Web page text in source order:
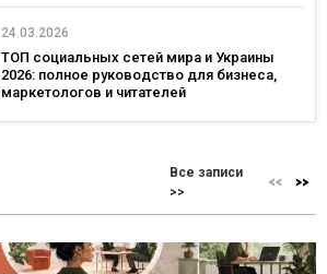
четверг — исследование eSputnik и Inweb
24.03.2026
ТОП социальных сетей мира и Украины
2026: полное руководство для бизнеса,
маркетологов и читателей
Все записи
>>